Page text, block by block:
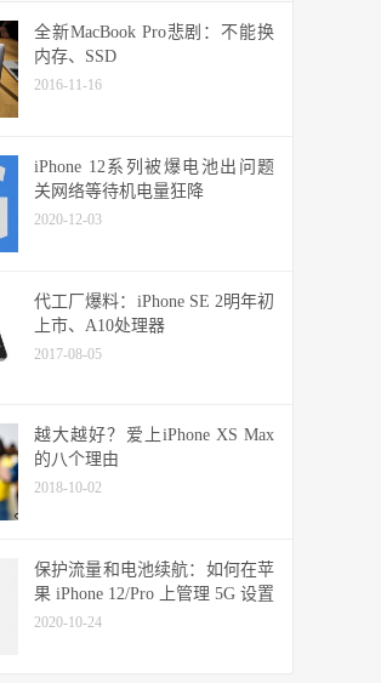
全新MacBook Pro悲剧：不能换
内存、SSD
2016-11-16
iPhone 12系列被爆电池出问题
关网络等待机电量狂降
2020-12-03
代工厂爆料：iPhone SE 2明年初
上市、A10处理器
2017-08-05
越大越好？爱上iPhone XS Max
的八个理由
2018-10-02
保护流量和电池续航：如何在苹
果 iPhone 12/Pro 上管理 5G 设置
2020-10-24